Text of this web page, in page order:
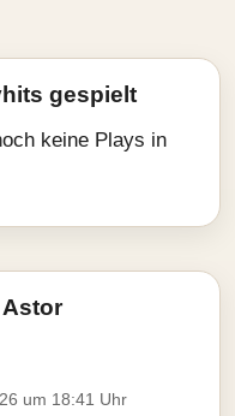
gespielt
keine Plays in
um 18:41 Uhr